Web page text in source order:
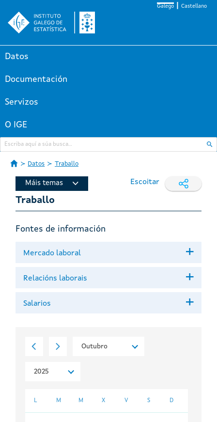
Galego Castellano
Datos
Documentación
Servizos
O IGE
Datos Traballo
Máis temas Escoitar
Traballo
Fontes de información
Mercado laboral
Relacións laborais
Salarios
L M M X V S D